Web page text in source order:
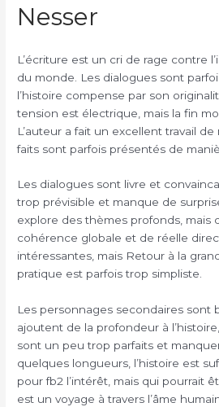
Nesser
L’écriture est un cri de rage contre
du monde. Les dialogues sont
l’histoire compense par son
tension est électrique, mais la fin
L’auteur a fait un excellent travail
faits sont parfois présentés de
Les dialogues sont livre et
trop prévisible et manque de
explore des thèmes profonds, mais
cohérence globale et de réelle
intéressantes, mais Retour à la
pratique est parfois trop simpliste.
Les personnages secondaires sont
ajoutent de la profondeur à
sont un peu trop parfaits et
quelques longueurs, l’histoire est
pour fb2 l’intérêt, mais qui pourrait
est un voyage à travers l’âme